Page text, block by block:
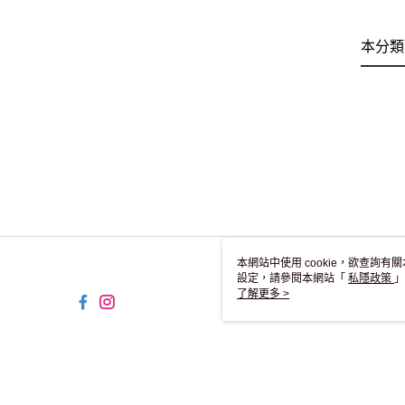
本分
本網站中使用 cookie，欲查詢有
設定，請參閱本網站「 私隱政策
用 cookie。
了解更多 >